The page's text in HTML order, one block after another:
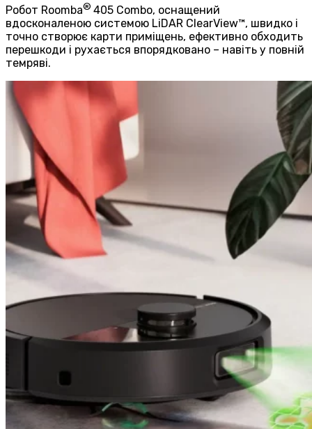
Робот Roomba® 405 Combo, оснащений
вдосконаленою системою LiDAR ClearView™, швидко і
точно створює карти приміщень, ефективно обходить
перешкоди і рухається впорядковано – навіть у повній
темряві.